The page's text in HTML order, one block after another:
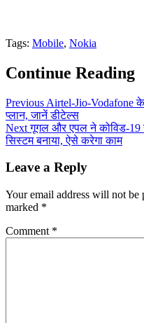
Tags: Mobile, Nokia
Continue Reading
Previous Airtel-Jio-Vodafone
प्लान, जानें डीटेल्स
Nextगूगल और एपल ने कोविड-19
सिस्टम बनाया, ऐसे करेगा काम
Leave a Reply
Your email address will not be
marked *
Comment *